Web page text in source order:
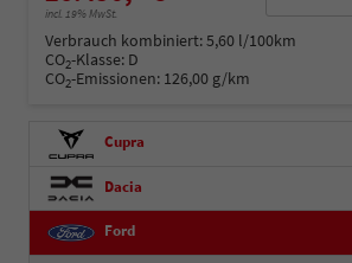
incl. 19% MwSt.
Verbrauch kombiniert:5,60 l/100km
CO2-Klasse: D
CO2-Emissionen: 126,00 g/km
Cupra
Dacia
Ford